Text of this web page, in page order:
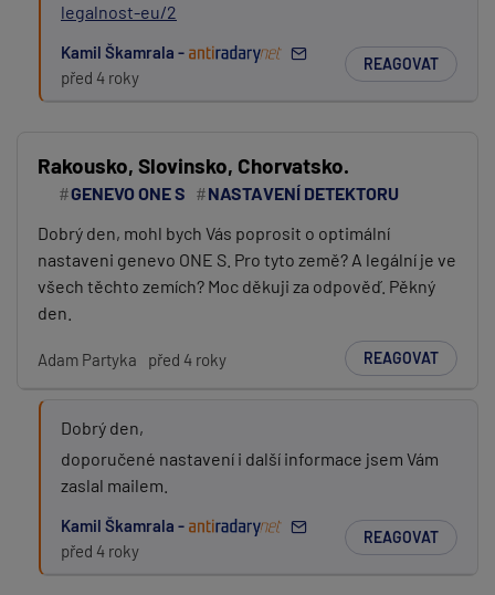
legalnost-eu/2
Kamil Škamrala -
před 4 roky
REAGOVAT
Rakousko, Slovinsko, Chorvatsko.
GENEVO ONE S
NASTAVENÍ DETEKTORU
Dobrý den, mohl bych Vás poprosit o optimální
nastaveni genevo ONE S. Pro tyto země? A legální je ve
všech těchto zemích? Moc děkuji za odpověď. Pěkný
den.
Adam Partyka před 4 roky REAGOVAT
Dobrý den,
doporučené nastavení i další informace jsem Vám
zaslal mailem.
Kamil Škamrala -
před 4 roky
REAGOVAT